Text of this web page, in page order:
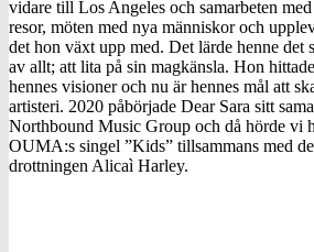
vidare till Los Angeles och samarbeten
resor, möten med nya människor och
det hon växt upp med. Det lärde henne det
av allt; att lita på sin magkänsla. Hon
hennes visioner och nu är hennes mål att
artisteri. 2020 påbörjade Dear Sara sitt
Northbound Music Group och då hörde vi
OUMA:s singel ”Kids” tillsammans med
drottningen Alicaì Harley.